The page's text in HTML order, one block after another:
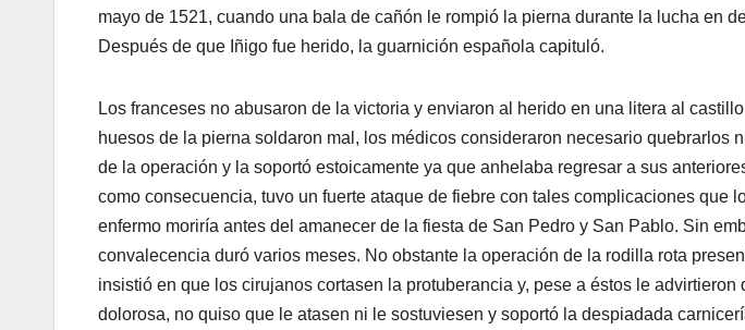
mayo de 1521, cuando una bala de cañón le rompió la pierna durante la lucha en
Después de que Iñigo fue herido, la guarnición española capituló.
Los franceses no abusaron de la victoria y enviaron al herido en una litera al
huesos de la pierna soldaron mal, los médicos consideraron necesario quebrarlos
de la operación y la soportó estoicamente ya que anhelaba regresar a sus
como consecuencia, tuvo un fuerte ataque de fiebre con tales complicaciones que
enfermo moriría antes del amanecer de la fiesta de San Pedro y San Pablo. Sin
convalecencia duró varios meses. No obstante la operación de la rodilla rota
insistió en que los cirujanos cortasen la protuberancia y, pese a éstos le advirtieron
dolorosa, no quiso que le atasen ni le sostuviesen y soportó la despiadada